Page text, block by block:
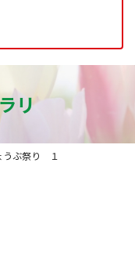
リ
うぶ祭り １